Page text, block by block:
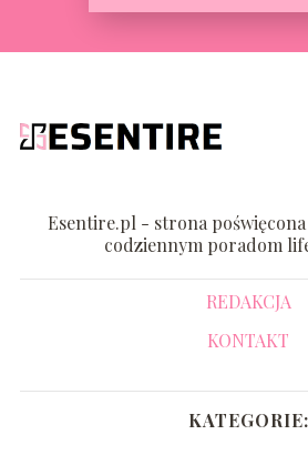
Esentire.pl - strona
codziennym poradom
REDAKCJA
KONTAKT
KATEGORIE: